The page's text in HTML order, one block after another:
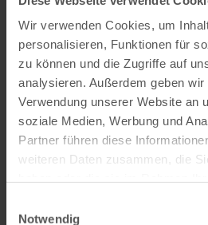
Wir verwenden Cookies, um
personalisieren, Funktionen für
zu können und die Zugriffe auf
analysieren. Außerdem geben
Verwendung unserer Website an
soziale Medien, Werbung und
Partner führen diese
weiteren Daten zusammen, die
Notwendig